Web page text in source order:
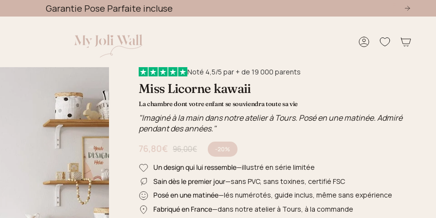
Garantie Pose Parfaite incluse
Livraison OFFERTE dès 49€
Compte
Noté 4,5/5 par + de 19 000 parents
Miss Licorne kawaii
La chambre dont votre enfant se souviendra toute sa vie
"Imaginé à la main dans notre atelier à Tours. Posé en une matinée. Admiré
pendant des années."
76,80€
Prix régulier96,00€ -20%
Un design qui lui ressemble—illustré en série limitée
Sain dès le premier jour—sans PVC, sans toxines, certifié FSC
Posé en une matinée—lés numérotés, guide inclus, même sans expérience
Fabriqué en France—dans notre atelier à Tours, à la commande